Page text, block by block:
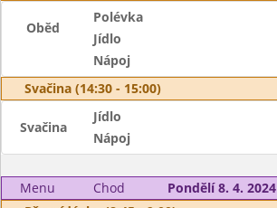
Oběd
Polévka
Jídlo
Nápoj
Svačina (14:30 - 15:00)
Svačina
Jídlo
Nápoj
Menu Chod
Pondělí 8. 4. 2024